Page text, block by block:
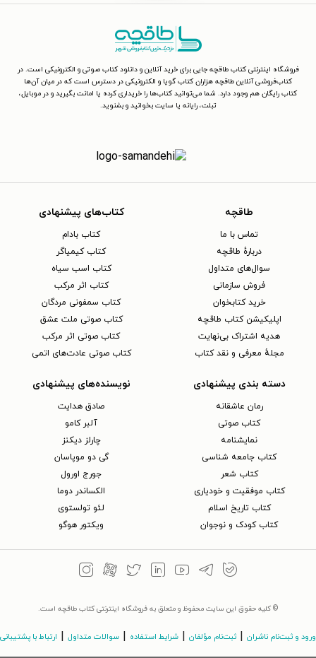
فروشگاه اینترنتی کتاب طاقچه جایی برای خرید آنلاین و دانلود کتاب صوتی و الکترونیکی است. در
کتاب‌فروشی آنلاین طاقچه هزاران کتاب گویا و الکترونیکی در دسترس است که در میان آن‌ها
کتاب رایگان هم وجود دارد. شما می‌توانید کتاب‌ها را خریداری کرده یا امانت بگیرید و در موبایل،
تبلت، رایانه یا سایت بخوانید و بشنوید.
طاقچه
تماس با ما
دربارهٔ طاقچه
سوال‌های متداول
فروش سازمانی
خرید کتابخوان
اپلیکیشن کتاب طاقچه
هدیه اشتراک بی‌نهایت
مجلهٔ معرفی و نقد کتاب
کتاب‌های پیشنهادی
کتاب بادام
کتاب کیمیاگر
کتاب اسب سیاه
کتاب اثر مرکب
کتاب سمفونی مردگان
کتاب صوتی ملت عشق
کتاب صوتی اثر مرکب
کتاب صوتی عادت‌های اتمی
دسته بندی پیشنهادی
رمان عاشقانه
کتاب‌ صوتی
نمایشنامه
کتاب جامعه شناسی
کتاب شعر
کتاب موفقیت و خودیاری
کتاب تاریخ اسلام
کتاب کودک و نوجوان
نویسنده‌های پیشنهادی
صادق هدایت
آلبر کامو
چارلز دیکنز
گی دو موپاسان
جورج اورول
الکساندر دوما
لئو تولستوی
ویکتور هوگو
© کلیه حقوق این سایت محفوظ و متعلق به فروشگاه اینترنتی کتاب طاقچه است.
ورود و ثبت‌نام ناشران ثبت‌نام مؤلفان شرایط استفاده سوالات متداول ارتباط با پشتیبانی